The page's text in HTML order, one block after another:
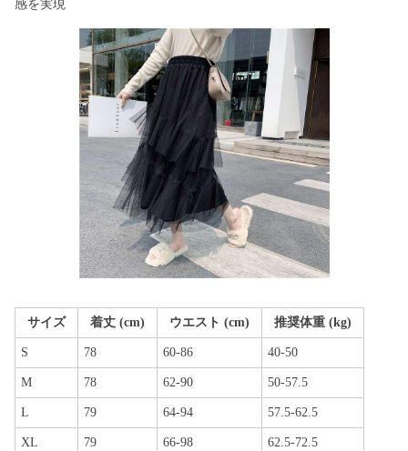
感を実現
サイズ 着丈 (cm) ウエスト (cm) 推奨体重 (kg)
S 78 60-86 40-50
M 78 62-90 50-57.5
L 79 64-94 57.5-62.5
XL 79 66-98 62.5-72.5